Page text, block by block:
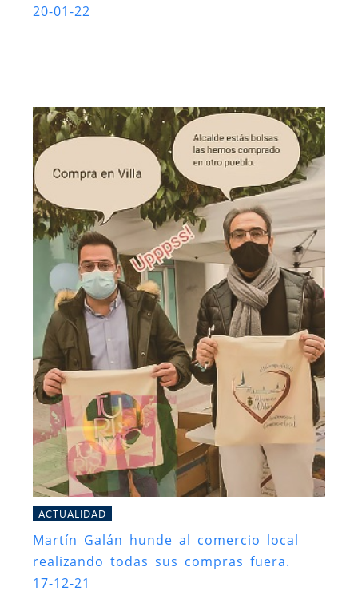
20-01-22
ACTUALIDAD
Martín Galán hunde al comercio local
realizando todas sus compras fuera.
17-12-21